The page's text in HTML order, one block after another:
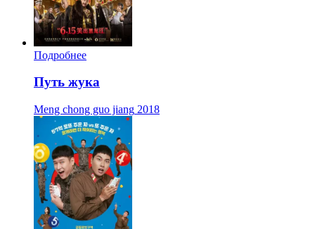
Подробнее
Путь жука
Meng chong guo jiang 2018